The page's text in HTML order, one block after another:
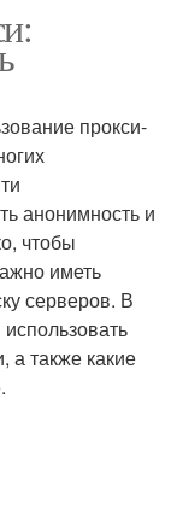
прокси-
анонимность и
чтобы
иметь
серверов. В
а также какие